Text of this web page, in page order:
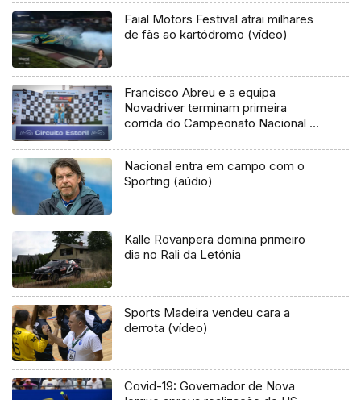
Faial Motors Festival atrai milhares
de fãs ao kartódromo (vídeo)
Francisco Abreu e a equipa
Novadriver terminam primeira
corrida do Campeonato Nacional de
lugar do pódio
Nacional entra em campo com o
Sporting (aúdio)
Kalle Rovanperä domina primeiro
dia no Rali da Letónia
Sports Madeira vendeu cara a
derrota (vídeo)
Covid-19: Governador de Nova